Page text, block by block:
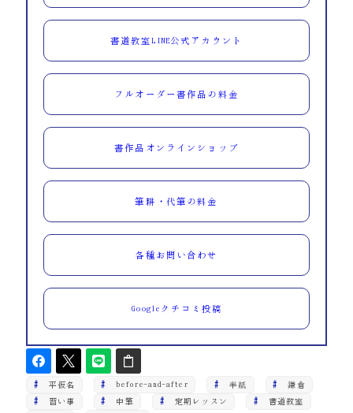
書道教室LINE公式アカウント
フルオーダー書作品の料金
書作品オンラインショップ
筆耕・代筆の料金
各種お問い合わせ
Googleクチコミ投稿
平仮名 before-and-after 半紙 鎌倉
習い事 中筆 定期レッスン 書道教室